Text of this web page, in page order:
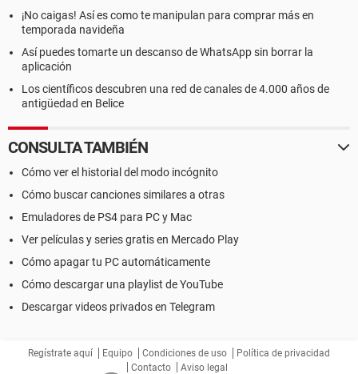
¡No caigas! Así es como te manipulan para comprar más en
temporada navideña
Así puedes tomarte un descanso de WhatsApp sin borrar la
aplicación
Los científicos descubren una red de canales de 4.000 años de
antigüedad en Belice
CONSULTA TAMBIÉN
Cómo ver el historial del modo incógnito
Cómo buscar canciones similares a otras
Emuladores de PS4 para PC y Mac
Ver películas y series gratis en Mercado Play
Cómo apagar tu PC automáticamente
Cómo descargar una playlist de YouTube
Descargar videos privados en Telegram
Regístrate aquí Equipo Condiciones de uso
Política de privacidad
Contacto
Aviso legal